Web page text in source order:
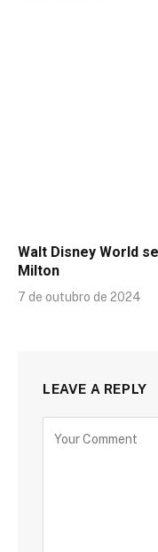
Walt Disney World
Milton
7 de outubro de 2024
LEAVE A REPLY